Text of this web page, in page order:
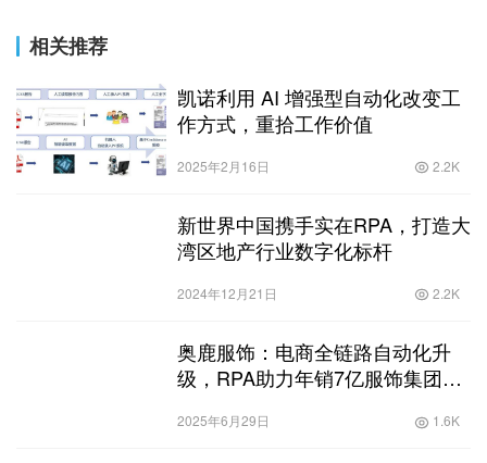
相关推荐
凯诺利用 AI 增强型自动化改变工
作方式，重拾工作价值
2025年2月16日 2.2K
新世界中国携手实在RPA，打造大
湾区地产行业数字化标杆
2024年12月21日 2.2K
奥鹿服饰：电商全链路自动化升
级，RPA助力年销7亿服饰集团提
2025年6月29日 1.6K